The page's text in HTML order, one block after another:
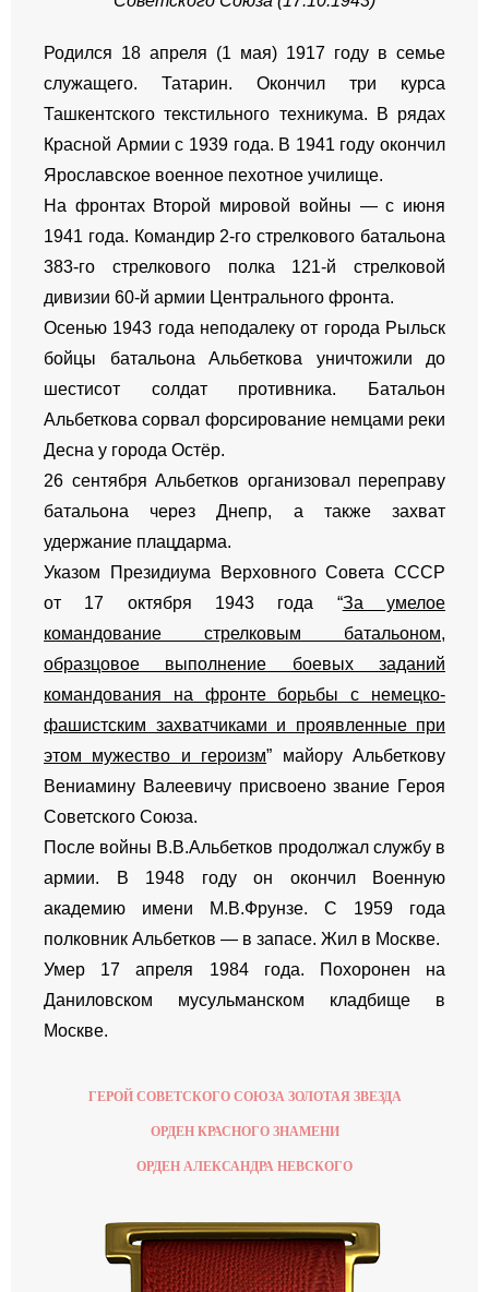
Родился 18 апреля (1 мая) 1917 году в семье
служащего. Татарин. Окончил три курса
Ташкентского текстильного техникума. В рядах
Красной Армии с 1939 года. В 1941 году окончил
Ярославское военное пехотное училище.
На фронтах Второй мировой войны — с июня
1941 года. Командир 2-го стрелкового батальона
383-го стрелкового полка 121-й стрелковой
дивизии 60-й армии Центрального фронта.
Осенью 1943 года неподалеку от города Рыльск
бойцы батальона Альбеткова уничтожили до
шестисот солдат противника. Батальон
Альбеткова сорвал форсирование немцами реки
Десна у города Остёр.
26 сентября Альбетков организовал переправу
батальона через Днепр, а также захват
удержание плацдарма.
Указом Президиума Верховного Совета СССР
от 17 октября 1943 года “За умелое
командование стрелковым батальоном,
образцовое выполнение боевых заданий
командования на фронте борьбы с немецко-
фашистским захватчиками и проявленные при
этом мужество и героизм” майору Альбеткову
Вениамину Валеевичу присвоено звание Героя
Советского Союза.
После войны В.В.Альбетков продолжал службу в
армии. В 1948 году он окончил Военную
академию имени М.В.Фрунзе. С 1959 года
полковник Альбетков — в запасе. Жил в Москве.
Умер 17 апреля 1984 года. Похоронен на
Даниловском мусульманском кладбище в
Москве.
ГЕРОЙ СОВЕТСКОГО СОЮЗА ЗОЛОТАЯ ЗВЕЗДА
ОРДЕН КРАСНОГО ЗНАМЕНИ
ОРДЕН АЛЕКСАНДРА НЕВСКОГО